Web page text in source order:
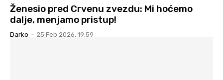
Ženesio pred Crvenu zvezdu: Mi hoćemo
dalje, menjamo pristup!
Darko - 25 Feb 2026. 19:59